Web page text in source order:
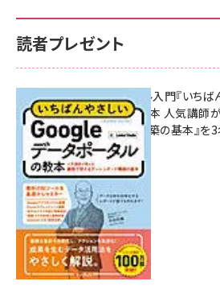
読者プレゼント
無料BIツール入門『いち
ポータルの教本 人気講師
シュボード構築の基本』を
7月31日 10:00